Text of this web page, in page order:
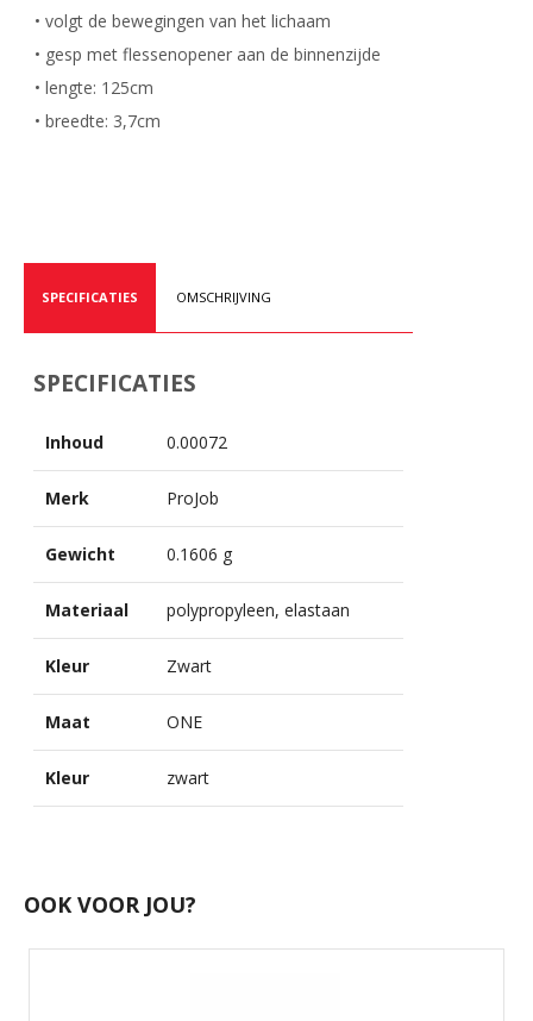
• volgt de bewegingen van het lichaam
• gesp met flessenopener aan de binnenzijde
• lengte: 125cm
• breedte: 3,7cm
SPECIFICATIES OMSCHRIJVING
SPECIFICATIES
Inhoud 0.00072
Merk ProJob
Gewicht 0.1606 g
Materiaal polypropyleen, elastaan
Kleur Zwart
Maat ONE
Kleur zwart
OOK VOOR JOU?